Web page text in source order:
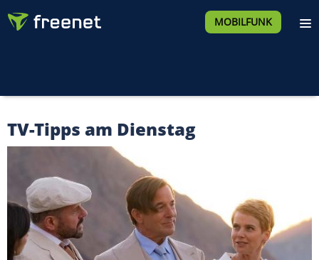
MOBILFUNK
TV-Tipps am Dienstag